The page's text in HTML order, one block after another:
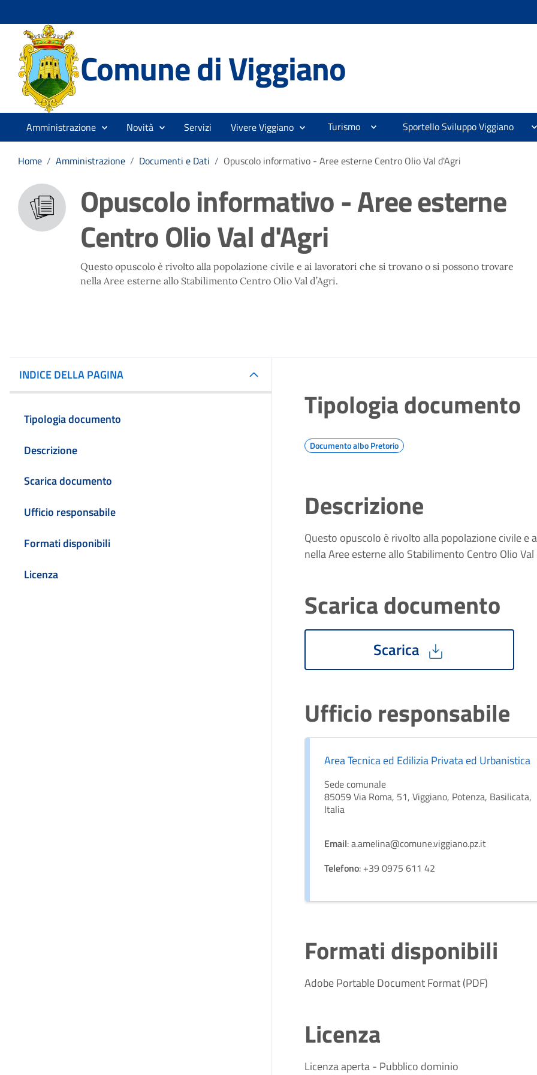
Comune di Viggiano
Amministrazione Novità Servizi Vivere Viggiano Turismo Sportello Sviluppo Viggiano
Home / Amministrazione / Documenti e Dati / Opuscolo informativo - Aree esterne Centro Olio Val d'Agri
Opuscolo informativo - Aree esterne
Centro Olio Val d'Agri
Questo opuscolo è rivolto alla popolazione civile e ai lavoratori che si trovano o si possono trovare
nella Aree esterne allo Stabilimento Centro Olio Val d’Agri.
INDICE DELLA PAGINA
Tipologia documento
Descrizione
Scarica documento
Ufficio responsabile
Formati disponibili
Licenza
Tipologia documento
Documento albo Pretorio
Descrizione
Questo opuscolo è rivolto alla popolazione civile
nella Aree esterne allo Stabilimento Centro Olio Val
Scarica documento
Scarica
Ufficio responsabile
Area Tecnica ed Edilizia Privata ed Urbanistica
Sede comunale
85059 Via Roma, 51, Viggiano, Potenza, Basilicata,
Italia
Email: a.amelina@comune.viggiano.pz.it
Telefono: +39 0975 611 42
Formati disponibili
Adobe Portable Document Format (PDF)
Licenza
Licenza aperta - Pubblico dominio